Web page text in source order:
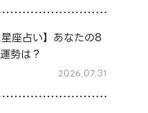
星座占い】あなたの8
勢は？
2026.07.31